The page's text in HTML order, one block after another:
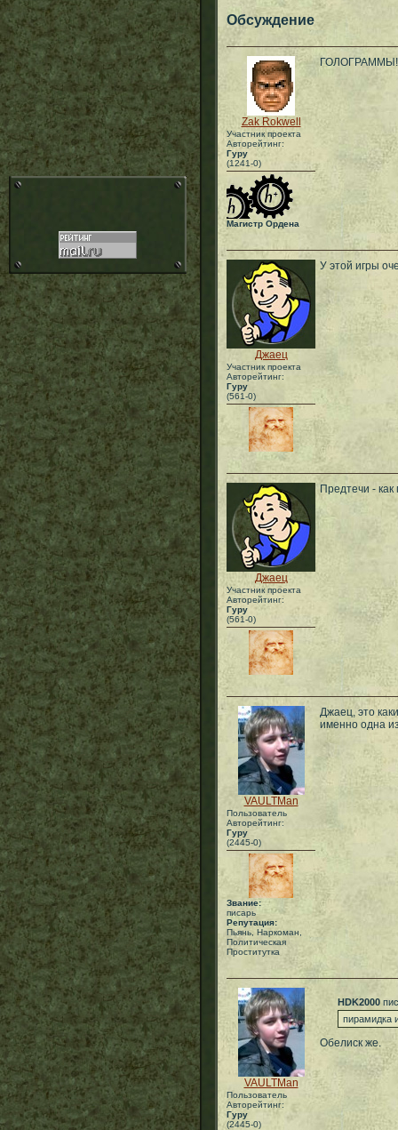
Обсуждение
Zak Rokwell
Участник проекта
Авторейтинг:
Гуру
(1241-0)
Магистр Ордена
Джаец
Участник проекта
Авторейтинг:
Гуру
(561-0)
У этой игры
Джаец
Участник проекта
Авторейтинг:
Гуру
(561-0)
Предтечи -
VAULTMan
Пользователь
Авторейтинг:
Гуру
(2445-0)
Звание:
писарь
Репутация:
Пьянь, Наркоман,
Политическая
Проститутка
Джаец, это
именно одна
VAULTMan
Пользователь
Авторейтинг:
Гуру
(2445-0)
HDK2000
пирамидка
Обелиск же.